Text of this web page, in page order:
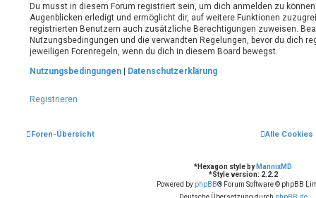
Du musst in diesem Forum registriert sein, um dich anmelden zu
Augenblicken erledigt und ermöglicht dir, auf weitere Funktionen
registrierten Benutzern auch zusätzliche Berechtigungen zuweisen.
Nutzungsbedingungen und die verwandten Regelungen, bevor du dich
jeweiligen Forenregeln, wenn du dich in diesem Board bewegst.
Nutzungsbedingungen | Datenschutzerklärung
Registrieren
Foren-Übersicht Alle
*Hexagon style by MannixMD
*Style version: 2.2.2
Powered by phpBB® Forum Software © phpBB